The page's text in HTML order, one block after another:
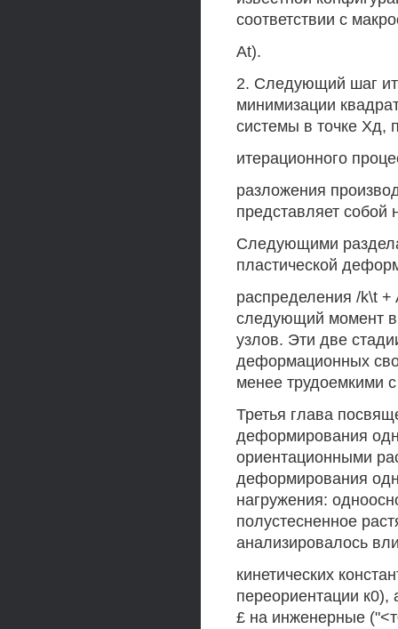
соответствии с
At).
2. Следующий шаг
минимизации
системы в точке Хд,
итерационного
разложения
представляет собой
Следующими
пластической
распределения /k\t +
следующий момент
узлов. Эти две
деформационных
менее трудоемкими
Третья глава
деформирования
ориентационными
деформирования
нагружения:
полустесненное
анализировалось
кинетических
переориентации к0),
£ на инженерные